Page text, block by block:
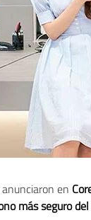
anunciaron en
más seguro